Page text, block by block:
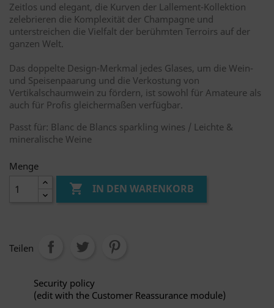
Zeitlos und elegant, die Kurven der Lallement-Kollektion
zelebrieren die Komplexität der Champagne und
unterstreichen die Vielfalt der berühmten Terroirs auf der
ganzen Welt.
Das doppelte Design-Merkmal jedes Glases, um die Wein-
und Speisenpaarung und die Verkostung von
Vertikalschaumwein zu fördern, ist sowohl für Amateure als
auch für Profis gleichermaßen verfügbar.
Passt für: Blanc de Blancs sparkling wines / Leichte &
mineralische Weine
Menge
 IN DEN WARENKORB
Teilen
Security policy
(edit with the Customer Reassurance module)